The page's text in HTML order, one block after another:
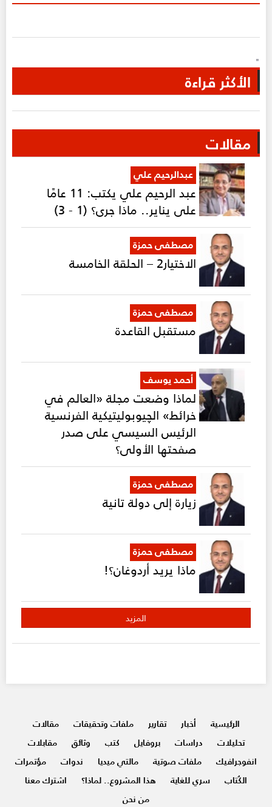
"
الأكثر قراءة
مقالات
عبدالرحيم علي
عبد الرحيم علي يكتب: 11 عامًا
على يناير.. ماذا جرى؟ (1 - 3)
مصطفى حمزة
الاختيار2 – الحلقة الخامسة
مصطفى حمزة
مستقبل القاعدة
أحمد يوسف
لماذا وضعت مجلة «العالم في
خرائط» الچيوبوليتيكية الفرنسية
الرئيس السيسي على صدر
صفحتها الأولى؟
مصطفى حمزة
زيارة إلى دولة تانية
مصطفى حمزة
ماذا يريد أردوغان؟!
المزيد
الرئيسية أخبار تقارير ملفات وتحقيقات
مقالات
تحليلات
دراسات بروفايل كتب وثائق
مقابلات
انفوجرافيك
ملفات صوتية مالتي ميديا ندوات
مؤتمرات
الكُتاب
سري للغاية هذا المشروع.. لماذا؟
اشترك معنا
من نحن